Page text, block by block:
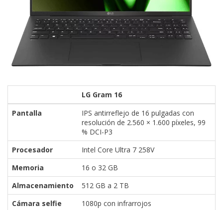
LG Gram 16
Pantalla
IPS antirreflejo de 16 pulgadas con
resolución de 2.560 × 1.600 píxeles, 99
% DCI-P3
Procesador
Intel Core Ultra 7 258V
Memoria
16 o 32 GB
Almacenamiento
512 GB a 2 TB
Cámara selfie
1080p con infrarrojos